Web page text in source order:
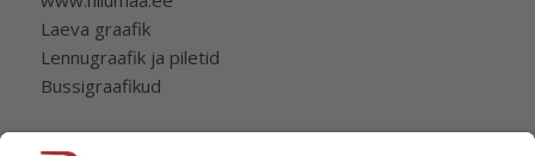
Laeva graafik
Lennugraafik ja piletid
Bussigraafikud